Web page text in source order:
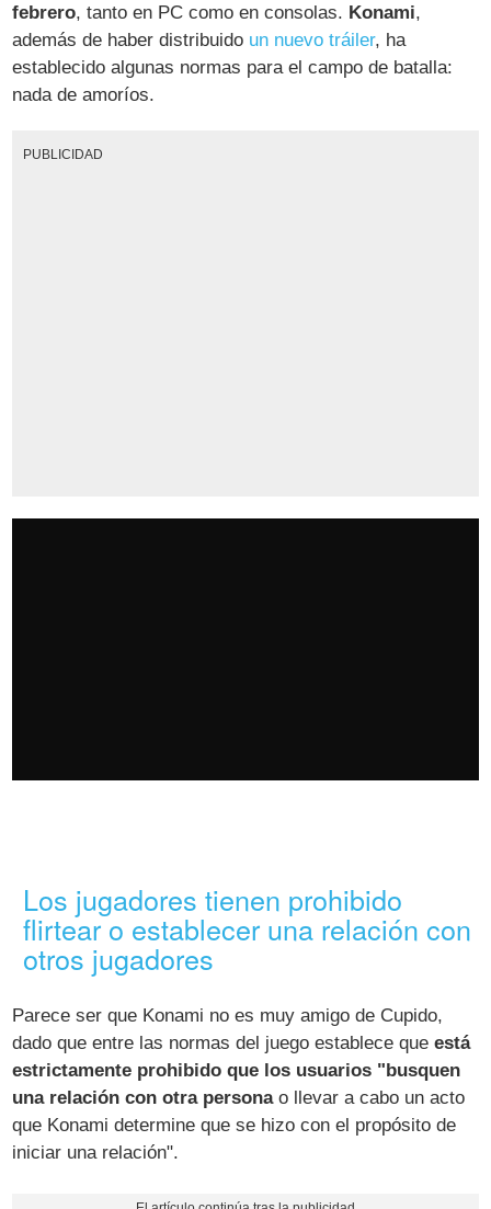
febrero, tanto en PC como en consolas. Konami,
además de haber distribuido un nuevo tráiler, ha
establecido algunas normas para el campo de batalla:
nada de amoríos.
PUBLICIDAD
Los jugadores tienen prohibido
flirtear o establecer una relación con
otros jugadores
Parece ser que Konami no es muy amigo de Cupido,
dado que entre las normas del juego establece queestá
estrictamente prohibido que los usuarios "busquen
una relación con otra personao llevar a cabo un acto
que Konami determine que se hizo con el propósito de
iniciar una relación".